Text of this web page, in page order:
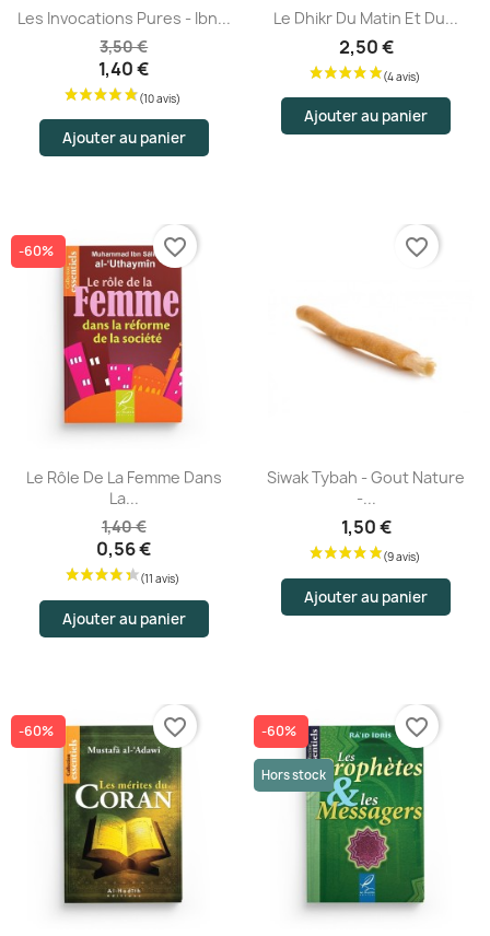
Les Invocations Pures - Ibn...
3,50 €
1,40 €
Ajouter au panier
Le Dhikr Du Matin Et Du...
2,50 €
Ajouter au panier
Le Rôle De La Femme Dans
La...
1,40 €
0,56 €
Ajouter au panier
-60% favorite_border
Siwak Tybah - Gout Nature
-...
1,50 €
Ajouter au panier
favorite_border
-60% favorite_border -60%
Hors stock
favorite_border